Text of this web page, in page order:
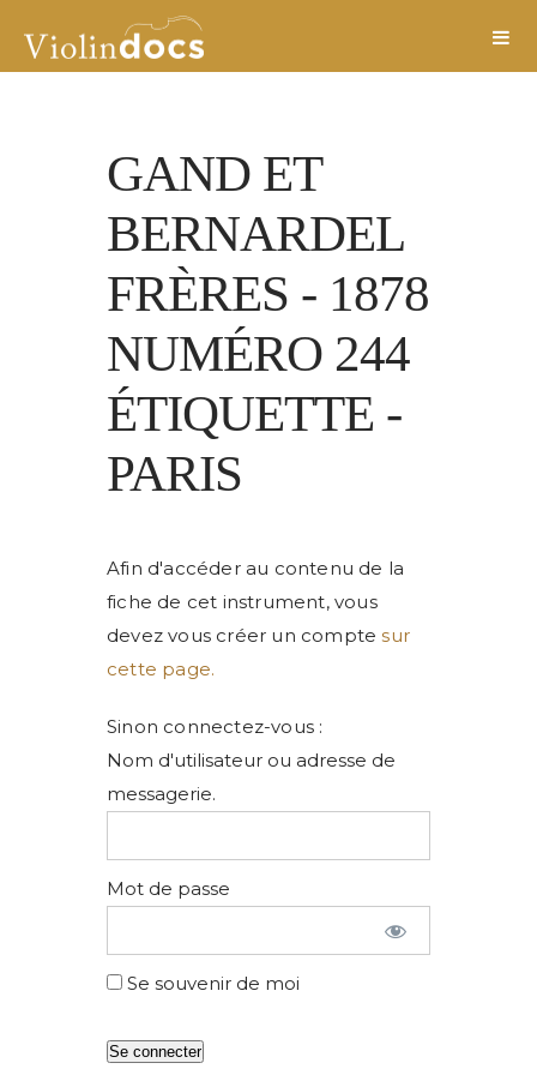
GAND ET
BERNARDEL
FRÈRES - 1878
NUMÉRO 244
ÉTIQUETTE -
PARIS
Afin d'accéder au contenu de la
fiche de cet instrument, vous
devez vous créer un comptesur
cette page.
Sinon connectez-vous :
Nom d'utilisateur ou adresse de
messagerie.
Mot de passe
Se souvenir de moi